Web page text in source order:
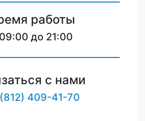
работы
до 21:00
с нами
409-41-70